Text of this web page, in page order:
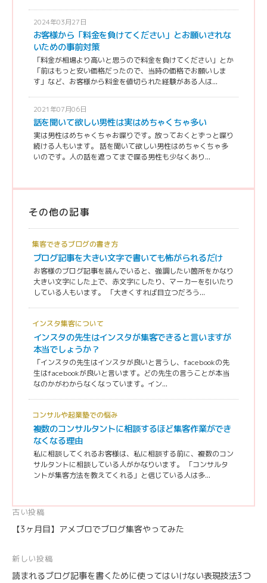
2024年03月27日
お客様から「料金を負けてください」とお願いされな
いための事前対策
「料金が相場より高いと思うので料金を負けてください」とか
「前はもっと安い価格だったので、当時の価格でお願いしま
す」など、お客様から料金を値切られた経験がある人は...
2021年07月06日
話を聞いて欲しい男性は実はめちゃくちゃ多い
実は男性はめちゃくちゃお喋りです。放っておくとずっと喋り
続ける人もいます。 話を聞いて欲しい男性はめちゃくちゃ多
いのです。人の話を遮ってまで喋る男性も少なくあり...
その他の記事
集客できるブログの書き方
ブログ記事を大きい文字で書いても怖がられるだけ
お客様のブログ記事を読んでいると、強調したい箇所をかなり
大きい文字にした上で、赤文字にしたり、マーカーを引いたり
している人もいます。 「大きくすれば目立つだろう...
インスタ集客について
インスタの先生はインスタが集客できると言いますが
本当でしょうか？
「インスタの先生はインスタが良いと言うし、facebookの先
生はfacebookが良いと言います。どの先生の言うことが本当
なのかがわからなくなっています。イン...
コンサルや起業塾での悩み
複数のコンサルタントに相談するほど集客作業ができ
なくなる理由
私に相談してくれるお客様は、私に相談する前に、複数のコン
サルタントに相談している人がかなりいます。 「コンサルタ
ントが集客方法を教えてくれる」と信じている人は多...
投
稿
ナ
ビ
古い投稿
【3ヶ月目】アメブロでブログ集客やってみた
新しい投稿
読まれるブログ記事を書くために使ってはいけない表現技法3つ